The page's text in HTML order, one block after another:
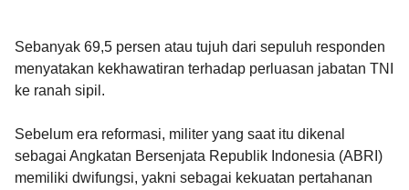
Sebanyak 69,5 persen atau tujuh dari sepuluh responden
menyatakan kekhawatiran terhadap perluasan jabatan TNI
ke ranah sipil.
Sebelum era reformasi, militer yang saat itu dikenal
sebagai Angkatan Bersenjata Republik Indonesia (ABRI)
memiliki dwifungsi, yakni sebagai kekuatan pertahanan